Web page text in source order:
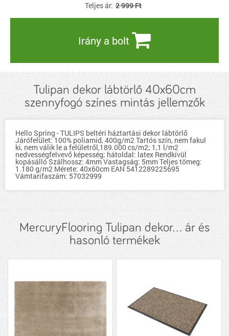
Teljes ár: 2 999 Ft
Irány a bolt
Tulipan dekor lábtörlő 40x60cm
szennyfogó színes mintás jellemzők
Hello Spring - TULIPS beltéri háztartási dekor lábtörlő
Járófelület: 100% poliamid, 400g/m2 Tartós szín, nem fakul
ki, nem válik le a felületről,189.000 cs/m2; 1,1 l/m2
nedvességfelvevő képesség; hátoldal: latex Rendkívül
kopásálló Szálhossz: 4mm Vastagság: 5mm Teljes tömeg:
1.180 g/m2 Mérete: 40x60cm EAN 5412289225695
Vámtarifaszám: 57032999
MercuryFlooring Tulipan dekor... ár és
hasonló termékek